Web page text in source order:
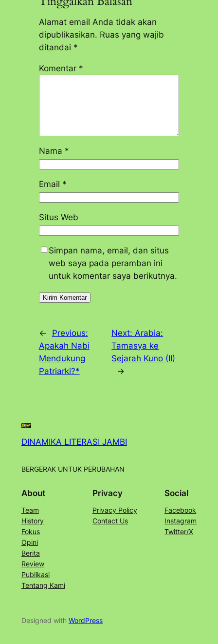
Alamat email Anda tidak akan
dipublikasikan. Ruas yang wajib
ditandai *
Komentar *
Nama *
Email *
Situs Web
Simpan nama, email, dan situs
web saya pada peramban ini
untuk komentar saya berikutnya.
←
Previous:
Apakah Nabi
Mendukung
Patriarki?*
Next: Arabia:
Tamasya ke
Sejarah Kuno (II)
→
DINAMIKA LITERASI JAMBI
BERGERAK UNTUK PERUBAHAN
About
Team
History
Fokus
Opini
Berita
Review
Publikasi
Tentang Kami
Privacy
Privacy Policy
Contact Us
Social
Facebook
Instagram
Twitter/X
Designed with WordPress